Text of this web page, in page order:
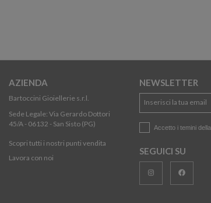
AZIENDA
Bartoccini Gioiellerie s.r.l.
Sede Legale: Via Gerardo Dottori
45/A - 06132 - San Sisto (PG)
Scopri tutti i nostri punti vendita
Lavora con noi
NEWSLETTER
Accetto i temini della
SEGUICI SU